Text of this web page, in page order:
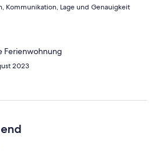
Kommunikation, Lage und Genauigkeit
Ferienwohnung
2023